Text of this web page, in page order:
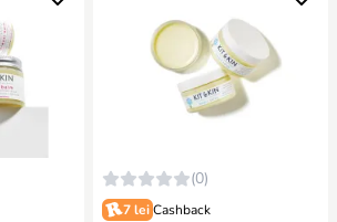
(0)
7 lei Cashback